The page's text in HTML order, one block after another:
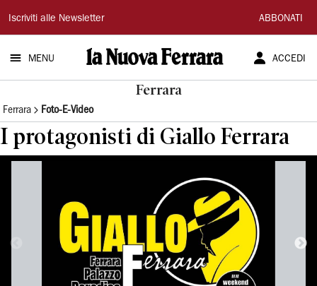
La
Nuova
Ferrara
Iscriviti alle Newsletter ABBONATI
MENU ACCEDI
Ferrara
Ferrara Foto-E-Video
I protagonisti di Giallo Ferrara